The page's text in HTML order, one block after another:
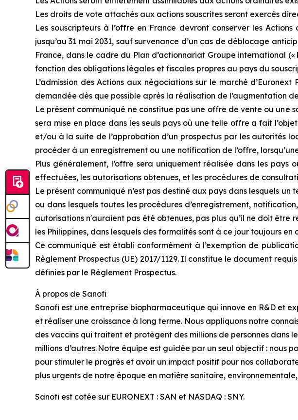
Les droits de vote attachés aux actions souscrites seront exercés
Les souscripteurs à l’offre en France devront conserver les
jusqu’au 31 mai 2031, sauf survenance d’un cas de déblocage
France, dans le cadre du Plan d’actionnariat Groupe international
fonction des obligations légales et fiscales propres au pays du
L’admission des Actions aux négociations sur le marché
demandée dès que possible après la réalisation de l’augmentation
Le présent communiqué ne constitue pas une offre de vente ou une
sera mise en place dans les seuls pays où une telle offre a fait
et/ou à la suite de l’approbation d’un prospectus par les autorités
procéder à un enregistrement ou une notification de l’offre,
Plus généralement, l’offre sera uniquement réalisée dans les
effectuées, les autorisations obtenues, et les procédures de
Le présent communiqué n’est pas destiné aux pays dans lesquels
ou dans lesquels toutes les procédures d’enregistrement,
autorisations n'auraient pas été obtenues, pas plus qu’il ne doit
les Philippines, dans lesquels des formalités sont à ce jour toujours
Ce communiqué est établi conformément à l’exemption de
Règlement Prospectus (UE) 2017/1129. Il constitue le document
définies par le Règlement Prospectus.
À propos de Sanofi
Sanofi est une entreprise biopharmaceutique qui innove en R&D et
et réaliser une croissance à long terme. Nous appliquons notre
des vaccins qui traitent et protègent des millions de personnes
millions d’autres. Notre équipe est guidée par un seul objectif : nous
pour stimuler le progrès et avoir un impact positif pour nos
plus urgents de notre époque en matière sanitaire,
Sanofi est cotée sur EURONEXT : SAN et NASDAQ : SNY.